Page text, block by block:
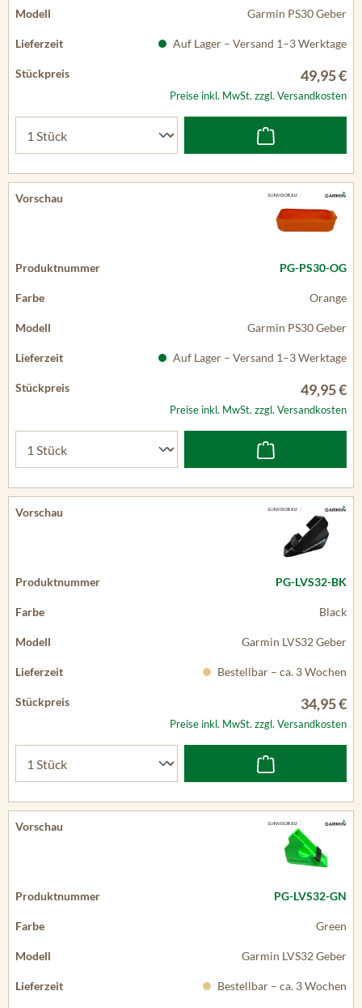
Garmin PS30 Geber
Auf Lager – Versand 1–3 Werktage
49,95 €
Preise inkl. MwSt. zzgl. Versandkosten
PG-PS30-OG
Orange
Garmin PS30 Geber
Auf Lager – Versand 1–3 Werktage
49,95 €
Preise inkl. MwSt. zzgl. Versandkosten
PG-LVS32-BK
Black
Garmin LVS32 Geber
Bestellbar – ca. 3 Wochen
34,95 €
Preise inkl. MwSt. zzgl. Versandkosten
PG-LVS32-GN
Green
Garmin LVS32 Geber
Bestellbar – ca. 3 Wochen